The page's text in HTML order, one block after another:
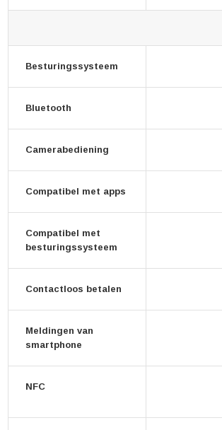
Besturingssysteem
Bluetooth
Camerabediening
Compatibel met apps
Compatibel met
besturingssysteem
Contactloos betalen
Meldingen van
smartphone
NFC